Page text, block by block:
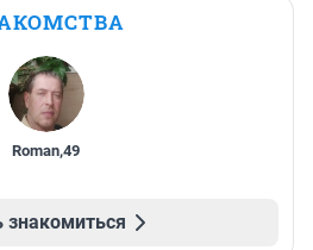
Roman,49
знакомиться